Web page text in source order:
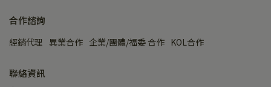
合作諮詢
經銷代理 異業合作 企業/團體/福委 合作 KOL合作
聯絡資訊